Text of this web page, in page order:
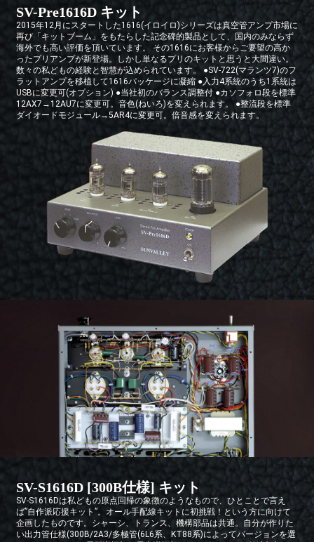
SV-Pre1616D キット
2015年12月にスタートした1616(イロイロ)シリーズは真空管アンプ市場に
再び「キットブーム」をもたらした記念碑的製品として、国内のみならず
海外でも高い評価を頂いています。 その1616にお客様からご要望の高か
ったプリアンプが新登場。しかし単なるプリのキットと思うと大間違い。
数々の私どもの経験と智慧が込められています。 ●SV-722(マランツ7)のフ
ラットアンプを移植して1616パッケージに凝縮 ●入力4系統のうち1系統は
USBに変更可(オプション) ●当社初のバランス調整付 ●カソフォロ段を標準
12AX7→12AU7に変更可。音色(ねいろ)を変えられます。 ●整流段を標準
ダイオードモジュール→5AR4に変更可。倍音感を変えられます。
SV-S1616D [300B仕様] キット
SV-S1616Dは私どもの原点回帰の象徴のようなもので、ひとことで言え
ば”自作派応援キット”。オール手配線キットに初挑戦！という方に向けて
企画したものです。シャーシ、トランス、機構部品は共通。自分が作りた
い出力管仕様(300B/2A3/多極管(6L6系、KT88系)によってバージョンを選